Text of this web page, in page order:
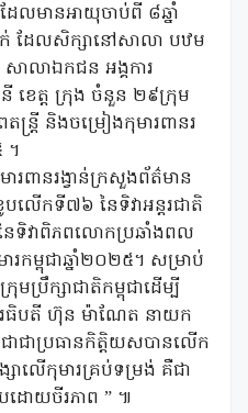
ែលមានអាយុចាប់ពី ៨ឆ្នាំ
ដែលសិក្សានៅសាលា បឋម
សាលាឯកជន អង្គការ
ខេត្ត ក្រុង ចំនួន ២៩ក្រុម
រី និងចម្រៀងកុមារពានរ
។
ពានរង្វាន់ក្រសួងព័ត៌មាន
បលើកទី៧៦ នៃទិវាអន្តរជាតិ
ទិវាពិភពលោកប្រឆាំងពល
រកម្ពុជាឆ្នាំ២០២៥។ សម្រាប់
មប្រឹក្សាជាតិកម្ពុជាដើម្បី
រធិបតី ហ៊ុន ម៉ាណែត នាយក
ពុជាជាប្រធានកិត្តិយសបានលើក
ាលើកុមារគ្រប់ទម្រង់ គឺជា
ដោយចីរភាព ” ៕